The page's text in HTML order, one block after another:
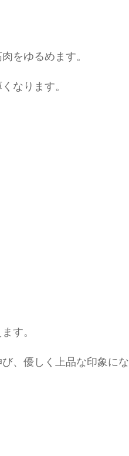
をゆるめます。
なります。
す。
、優しく上品な印象にな